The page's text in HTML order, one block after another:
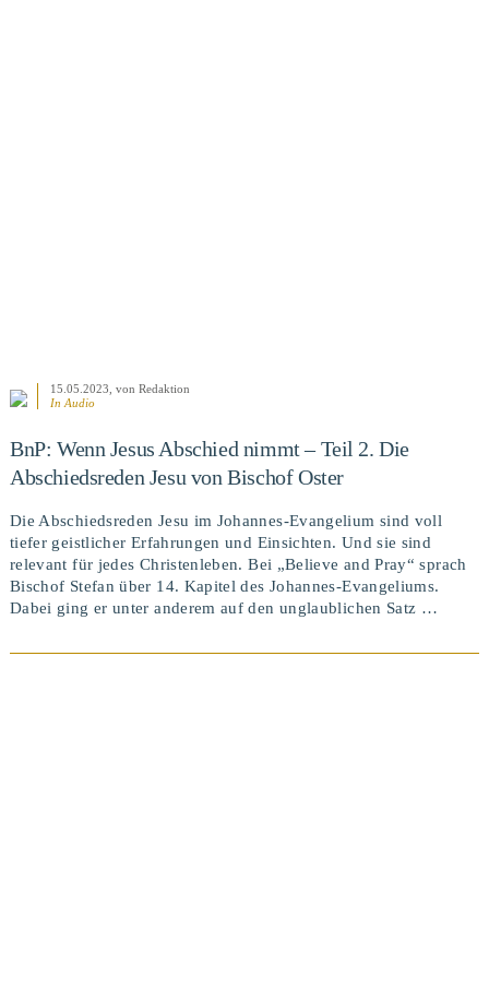
15.05.2023 , von Redaktion
In Audio
BnP: Wenn Jesus Abschied nimmt – Teil 2. Die
Abschiedsreden Jesu von Bischof Oster
Die Abschiedsreden Jesu im Johannes-Evangelium sind voll
tiefer geistlicher Erfahrungen und Einsichten. Und sie sind
relevant für jedes Christenleben. Bei „Believe and Pray“ sprach
Bischof Stefan über 14. Kapitel des Johannes-Evangeliums.
Dabei ging er unter anderem auf den unglaublichen Satz …